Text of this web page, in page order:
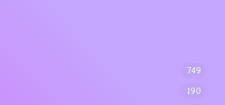
749
190